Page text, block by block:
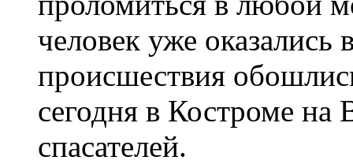
человек уже оказались
происшествия
сегодня в Костроме
спасателей.